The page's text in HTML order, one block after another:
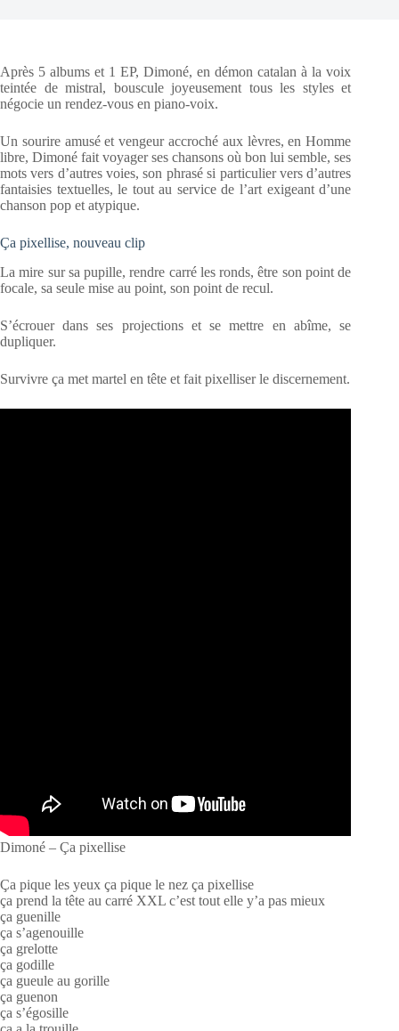
Après 5 albums et 1 EP, Dimoné, en démon catalan à la voix
teintée de mistral, bouscule joyeusement tous les styles et
négocie un rendez-vous en piano-voix.
Un sourire amusé et vengeur accroché aux lèvres, en Homme
libre, Dimoné fait voyager ses chansons où bon lui semble, ses
mots vers d’autres voies, son phrasé si particulier vers d’autres
fantaisies textuelles, le tout au service de l’art exigeant d’une
chanson pop et atypique.
Ça pixellise, nouveau clip
La mire sur sa pupille, rendre carré les ronds, être son point de
focale, sa seule mise au point, son point de recul.
S’écrouer dans ses projections et se mettre en abîme, se
dupliquer.
Survivre ça met martel en tête et fait pixelliser le discernement.
Dimoné – Ça pixellise
Ça pique les yeux ça pique le nez ça pixellise
ça prend la tête au carré XXL c’est tout elle y’a pas mieux
ça guenille
ça s’agenouille
ça grelotte
ça godille
ça gueule au gorille
ça guenon
ça s’égosille